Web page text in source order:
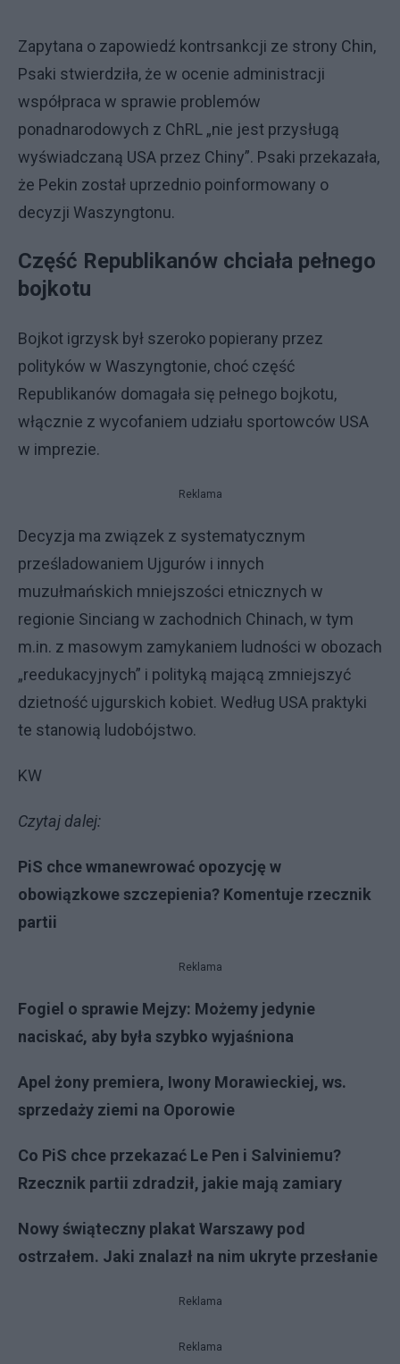
Zapytana o zapowiedź kontrsankcji ze strony Chin,
Psaki stwierdziła, że w ocenie administracji
współpraca w sprawie problemów
ponadnarodowych z ChRL „nie jest przysługą
wyświadczaną USA przez Chiny”. Psaki przekazała,
że Pekin został uprzednio poinformowany o
decyzji Waszyngtonu.
Część Republikanów chciała pełnego
bojkotu
Bojkot igrzysk był szeroko popierany przez
polityków w Waszyngtonie, choć część
Republikanów domagała się pełnego bojkotu,
włącznie z wycofaniem udziału sportowców USA
w imprezie.
Reklama
Decyzja ma związek z systematycznym
prześladowaniem Ujgurów i innych
muzułmańskich mniejszości etnicznych w
regionie Sinciang w zachodnich Chinach, w tym
m.in. z masowym zamykaniem ludności w obozach
„reedukacyjnych” i polityką mającą zmniejszyć
dzietność ujgurskich kobiet. Według USA praktyki
te stanowią ludobójstwo.
KW
Czytaj dalej:
PiS chce wmanewrować opozycję w
obowiązkowe szczepienia? Komentuje rzecznik
partii
Reklama
Fogiel o sprawie Mejzy: Możemy jedynie
naciskać, aby była szybko wyjaśniona
Apel żony premiera, Iwony Morawieckiej, ws.
sprzedaży ziemi na Oporowie
Co PiS chce przekazać Le Pen i Salviniemu?
Rzecznik partii zdradził, jakie mają zamiary
Nowy świąteczny plakat Warszawy pod
ostrzałem. Jaki znalazł na nim ukryte przesłanie
Reklama
Reklama